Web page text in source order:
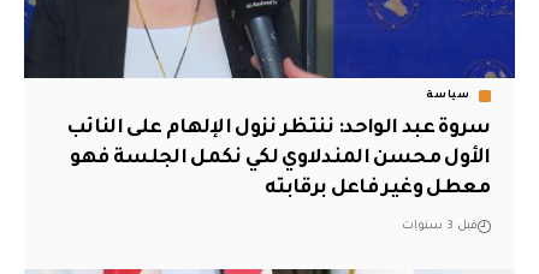
سياسة
سروة عبد الواحد: ننتظر نزول الإلهام على النائب
الأول محسن المندلاوي لكي نكمل الجلسة فهو
معطل وغير فاعل برقابته
قبل 3 سنوات